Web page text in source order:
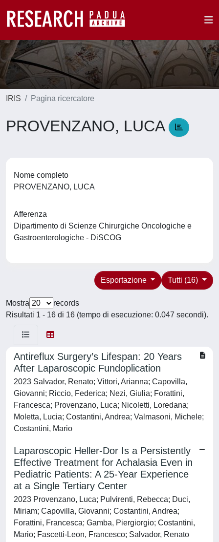
IRIS Pagina ricercatore
PROVENZANO, LUCA
Nome completo
PROVENZANO, LUCA
Afferenza
Dipartimento di Scienze Chirurgiche Oncologiche e
Gastroenterologiche - DiSCOG
Tutti (16)
Esportazione
Mostra
records
Risultati 1 - 16 di 16 (tempo di esecuzione: 0.047 secondi).
Antireflux Surgery’s Lifespan: 20 Years
After Laparoscopic Fundoplication
2023 Salvador, Renato; Vittori, Arianna; Capovilla,
Giovanni; Riccio, Federica; Nezi, Giulia; Forattini,
Francesca; Provenzano, Luca; Nicoletti, Loredana;
Moletta, Lucia; Costantini, Andrea; Valmasoni, Michele;
Costantini, Mario
Laparoscopic Heller-Dor Is a Persistently
Effective Treatment for Achalasia Even in
Pediatric Patients: A 25-Year Experience
at a Single Tertiary Center
2023 Provenzano, Luca; Pulvirenti, Rebecca; Duci,
Miriam; Capovilla, Giovanni; Costantini, Andrea;
Forattini, Francesca; Gamba, Piergiorgio; Costantini,
Mario; Fascetti-Leon, Francesco; Salvador, Renato